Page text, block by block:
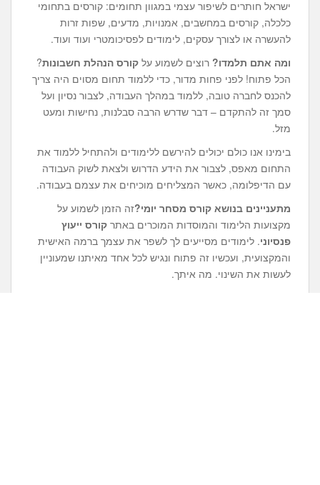
ישראל חותרים לשיפור עצמי במגוון תחומים: קורסים בתחומי
כלכלה, קורסים במחשבים, אמנויות, מדעים, שפות זרות
להעשרה או לצורך עסקים, לימודים לפסיכומטרי ועוד ועוד.
ומה אתם תלמדו? רוצים לשמוע על קורס הנהלת חשבונות?
הכל פתוח! לפני פחות מדור, כדי ללמוד תחום מסוים היה צריך
להכנס לחברה טובה, ללמוד במהלך העבודה, לצבור נסיון ועל
סמך זה להתקדם – דבר שדרש הרבה סבלנות, נחישות ומעט
מזל.
בימינו אנו כולם יכולים להירשם ללימודים ולהתחיל ללמוד את
התחום מאפס, לצבור את הידע הדרוש ולצאת לשוק העבודה
עם הדיפלומה, כאשר המצליחים מוכיחים את עצמם בעבודה.
מתעניינים בנושא קורס מסחר יומי?זה הזמן לשמוע על
מקצועות הלימוד והמוסדות המוכרים באתר קורס ייעוץ
פנסיוני. לימודים מסייעים לך לשפר את עצמך ברמה האישית
והמקצועית, ועכשיו זה פתוח ונגיש לכל אחד מאיתנו שמעוניין
לעשות את השינוי. מה איתך.